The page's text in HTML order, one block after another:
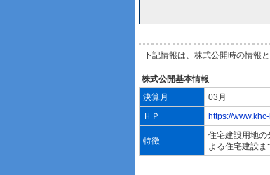
下記情報は、株式公開時の情報と
株式公開基本情報
決算月
03月
ＨＰ
https://
特徴
住宅建設用地の
よる住宅建設